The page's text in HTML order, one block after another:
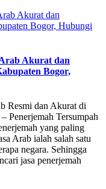
Akurat dan
Bogor,
Resmi dan Akurat di
Penerjemah Tersumpah
yang paling
Arab ialah salah satu
negara. Sehingga
jasa penerjemah